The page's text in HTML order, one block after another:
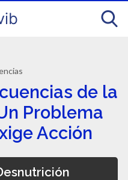
de la
Problema
Acción